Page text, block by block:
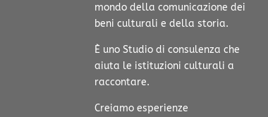
mondo della comunicazione dei
beni culturali e della storia.
È uno Studio di consulenza che
aiuta le istituzioni culturali a
raccontare.
Creiamo esperienze